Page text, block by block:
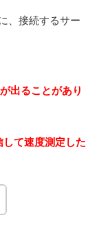
、接続するサー
出ることがあり
て速度測定した